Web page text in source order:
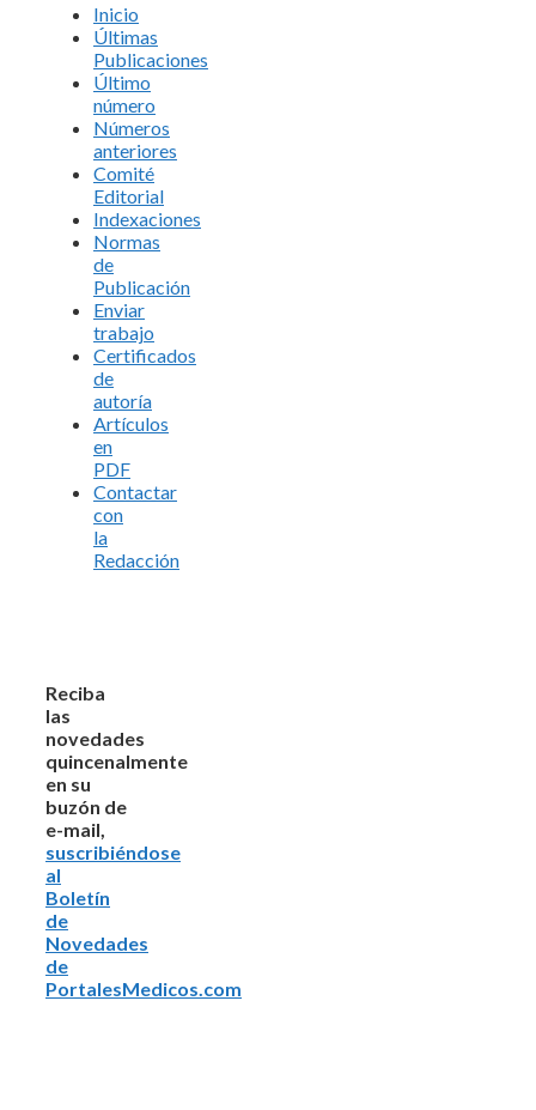
Inicio
Últimas
Publicaciones
Último
número
Números
anteriores
Comité
Editorial
Indexaciones
Normas
de
Publicación
Enviar
trabajo
Certificados
de
autoría
Artículos
en
PDF
Contactar
con
la
Redacción
Reciba
las
novedades
quincenalmente
en su
buzón de
e-mail,
suscribiéndose
al
Boletín
de
Novedades
de
PortalesMedicos.com